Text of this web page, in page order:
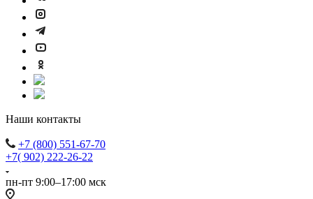
Наши контакты
+7 (800) 551-67-70
+7( 902) 222-26-22
пн-пт 9:00–17:00 мск